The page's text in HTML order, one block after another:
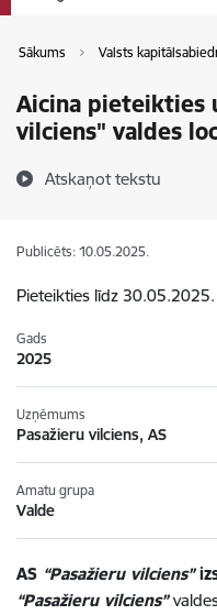
Sākums Valsts
Aicina pieteikties
vilciens" valdes
Atskaņot tekstu
Publicēts: 10.05.2025.
Pieteikties līdz 30.05.2025.
Gads
2025
Uzņēmums
Pasažieru vilciens, AS
Amatu grupa
Valde
AS “Pasažieru vilciens”
“Pasažieru vilciens”